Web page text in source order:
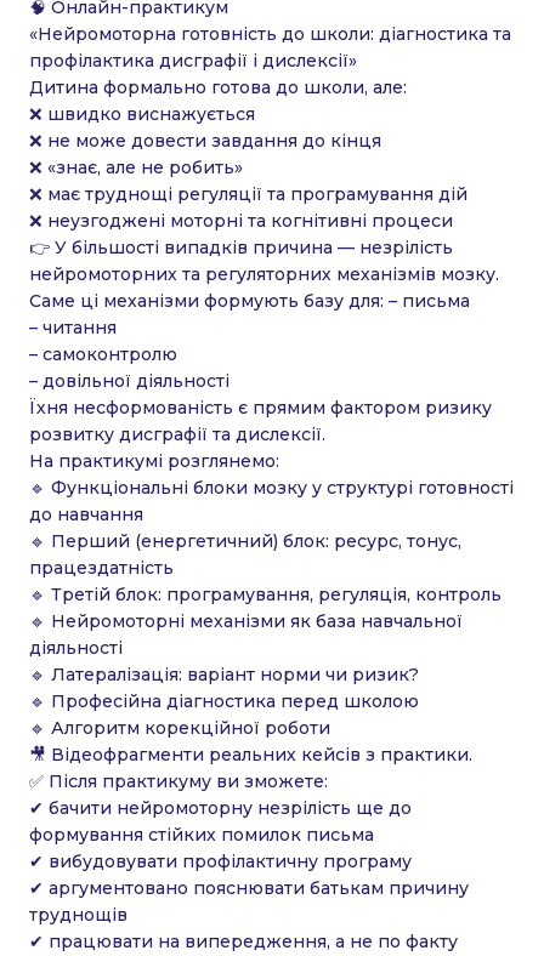
🧠 Онлайн-практикум
«Нейромоторна готовність до школи: діагностика та
профілактика дисграфії і дислексії»
Дитина формально готова до школи, але:
❌ швидко виснажується
❌ не може довести завдання до кінця
❌ «знає, але не робить»
❌ має труднощі регуляції та програмування дій
❌ неузгоджені моторні та когнітивні процеси
👉 У більшості випадків причина — незрілість
нейромоторних та регуляторних механізмів мозку.
Саме ці механізми формують базу для: – письма
– читання
– самоконтролю
– довільної діяльності
Їхня несформованість є прямим фактором ризику
розвитку дисграфії та дислексії.
На практикумі розглянемо:
🔹 Функціональні блоки мозку у структурі готовності
до навчання
🔹 Перший (енергетичний) блок: ресурс, тонус,
працездатність
🔹 Третій блок: програмування, регуляція, контроль
🔹 Нейромоторні механізми як база навчальної
діяльності
🔹 Латералізація: варіант норми чи ризик?
🔹 Професійна діагностика перед школою
🔹 Алгоритм корекційної роботи
🎥 Відеофрагменти реальних кейсів з практики.
✅ Після практикуму ви зможете:
✔ бачити нейромоторну незрілість ще до
формування стійких помилок письма
✔ вибудовувати профілактичну програму
✔ аргументовано пояснювати батькам причину
труднощів
✔ працювати на випередження, а не по факту